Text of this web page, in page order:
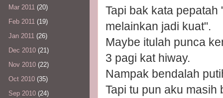
Tapi bak kata
melainkan jadi kuat".
Maybe itulah punca
3 pagi kat hiway.
Nampak bendalah
Tapi tu pun aku
Mar 2011 (20)
Feb 2011 (19)
Jan 2011 (26)
Dec 2010 (21)
Nov 2010 (22)
Oct 2010 (35)
Sep 2010 (24)